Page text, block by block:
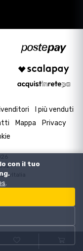
I più venduti
Mappa
Privacy
DevItalia
con il tuo